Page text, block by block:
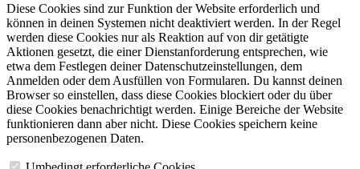
Diese Cookies sind zur Funktion der Website erforderlich und
können in deinen Systemen nicht deaktiviert werden. In der Regel
werden diese Cookies nur als Reaktion auf von dir getätigte
Aktionen gesetzt, die einer Dienstanforderung entsprechen, wie
etwa dem Festlegen deiner Datenschutzeinstellungen, dem
Anmelden oder dem Ausfüllen von Formularen. Du kannst deinen
Browser so einstellen, dass diese Cookies blockiert oder du über
diese Cookies benachrichtigt werden. Einige Bereiche der Website
funktionieren dann aber nicht. Diese Cookies speichern keine
personenbezogenen Daten.